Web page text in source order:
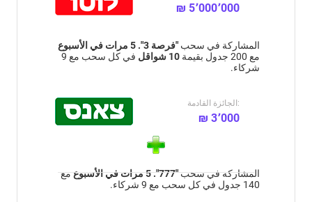
₪ 5٬000٬000
المشاركة في سحب "فرصة 3". 5 مرات في الأسبوع
مع 200 جدول بقيمة
10 شواقل
في كل سحب مع 9
شركاء.
الجائزة القادمة:
₪ 3٬000
المشاركة في سحب"777". 5 مرات في الأسبوع
مع
140 جدول في كل سحب مع 9 شركاء.